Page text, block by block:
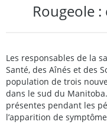
Rougeole
Les responsables de la
Santé, des Aînés et des
population de trois
dans le sud du
présentes pendant les
l’apparition de